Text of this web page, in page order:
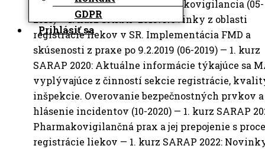
GDPR
Prihlásiť sa
zdravotnícke pomôcky & farmakovigilancia (05-
2018) — 1. kurz SARAP 2019: Novinky z oblasti
registrácie liekov v SR. Implementácia FMD a
skúsenosti z praxe po 9.2.2019 (06-2019) — 1. kurz
SARAP 2020: Aktuálne informácie týkajúce sa
vyplývajúce z činností sekcie registrácie,
inšpekcie. Overovanie bezpečnostných prvkov a
hlásenie incidentov (10-2020) — 1. kurz SARAP
Pharmakovigilančná prax a jej prepojenie s
registrácie liekov — 1. kurz SARAP 2022: